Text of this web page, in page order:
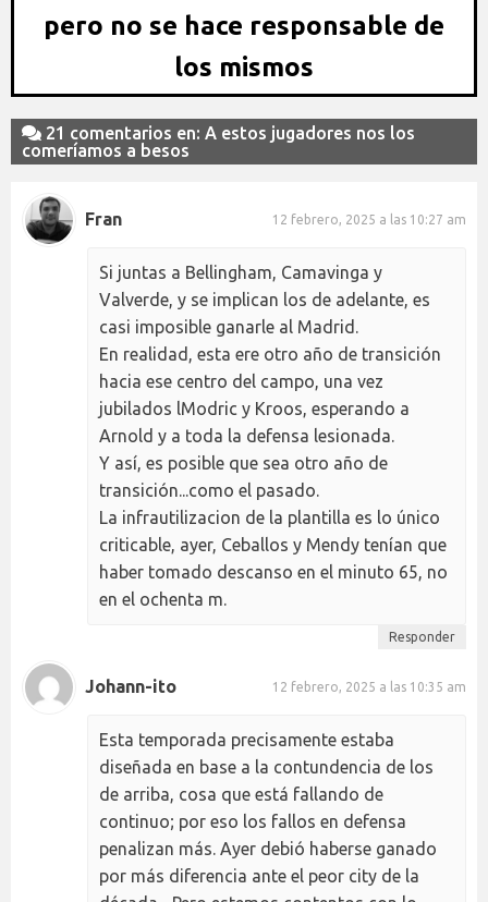
pero no se hace responsable de
los mismos
21 comentarios en: A estos jugadores nos los
comeríamos a besos
Fran 12 febrero, 2025 a las 10:27 am
Si juntas a Bellingham, Camavinga y
Valverde, y se implican los de adelante, es
casi imposible ganarle al Madrid.
En realidad, esta ere otro año de transición
hacia ese centro del campo, una vez
jubilados lModric y Kroos, esperando a
Arnold y a toda la defensa lesionada.
Y así, es posible que sea otro año de
transición...como el pasado.
La infrautilizacion de la plantilla es lo único
criticable, ayer, Ceballos y Mendy tenían que
haber tomado descanso en el minuto 65, no
en el ochenta m.
Responder
Johann-ito 12 febrero, 2025 a las 10:35 am
Esta temporada precisamente estaba
diseñada en base a la contundencia de los
de arriba, cosa que está fallando de
continuo; por eso los fallos en defensa
penalizan más. Ayer debió haberse ganado
por más diferencia ante el peor city de la